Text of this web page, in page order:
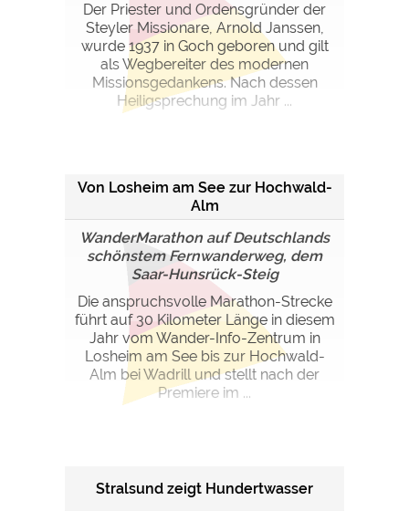
Der Priester und Ordensgründer der
Steyler Missionare, Arnold Janssen,
wurde 1937 in Goch geboren und gilt
als Wegbereiter des modernen
Missionsgedankens. Nach dessen
Heiligsprechung im Jahr ...
Von Losheim am See zur Hochwald-
Alm
WanderMarathon auf Deutschlands
schönstem Fernwanderweg, dem
Saar-Hunsrück-Steig
Die anspruchsvolle Marathon-Strecke
führt auf 30 Kilometer Länge in diesem
Jahr vom Wander-Info-Zentrum in
Losheim am See bis zur Hochwald-
Alm bei Wadrill und stellt nach der
Premiere im ...
Stralsund zeigt Hundertwasser